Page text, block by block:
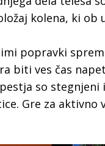
kolena, ki ob
popravki
biti ves čas
so
Gre za